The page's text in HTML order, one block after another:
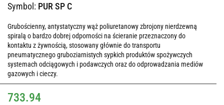
Symbol: PUR SP C
Grubościenny, antystatyczny wąż poliuretanowy zbrojony nierdzewną
spiralą o bardzo dobrej odporności na ścieranie przeznaczony do
kontaktu z żywnością, stosowany głównie do transportu
pneumatycznego gruboziarnistych sypkich produktów spożywczych
systemach odciągowych i podawczych oraz do odprowadzania mediów
gazowych i cieczy.
733.94